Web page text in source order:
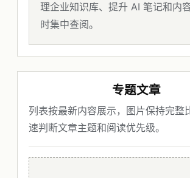
理企业知识库、提升 AI 笔记和内
时集中查阅。
专题文章
列表按最新内容展示，图片保持完整
速判断文章主题和阅读优先级。